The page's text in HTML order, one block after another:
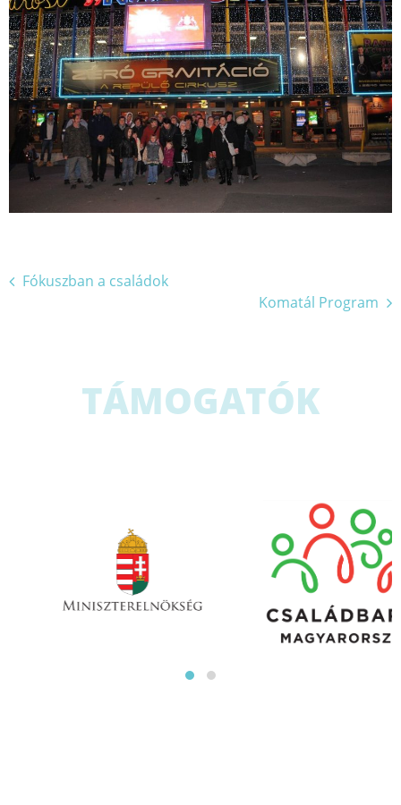
Bejegyzés
Fókuszban a családok
Komatál Program
TÁMOGATÓK